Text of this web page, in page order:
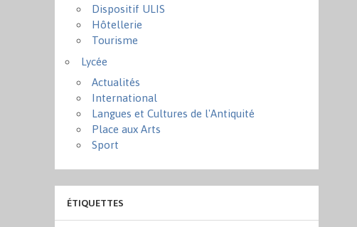
Dispositif ULIS
Hôtellerie
Tourisme
Lycée
Actualités
International
Langues et Cultures de l'Antiquité
Place aux Arts
Sport
ÉTIQUETTES